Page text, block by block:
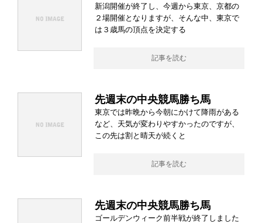
新潟開催が終了し、今週から東京、京都の
２場開催となりますが、そんな中、東京で
は３歳馬の頂点を決定する
記事を読む
先週末の中央競馬勝ち馬
東京では昨晩から今朝にかけて降雨がある
など、天気が変わりやすかったのですが、
この先は割と晴天が続くと
記事を読む
先週末の中央競馬勝ち馬
ゴールデンウィーク前半戦が終了しました